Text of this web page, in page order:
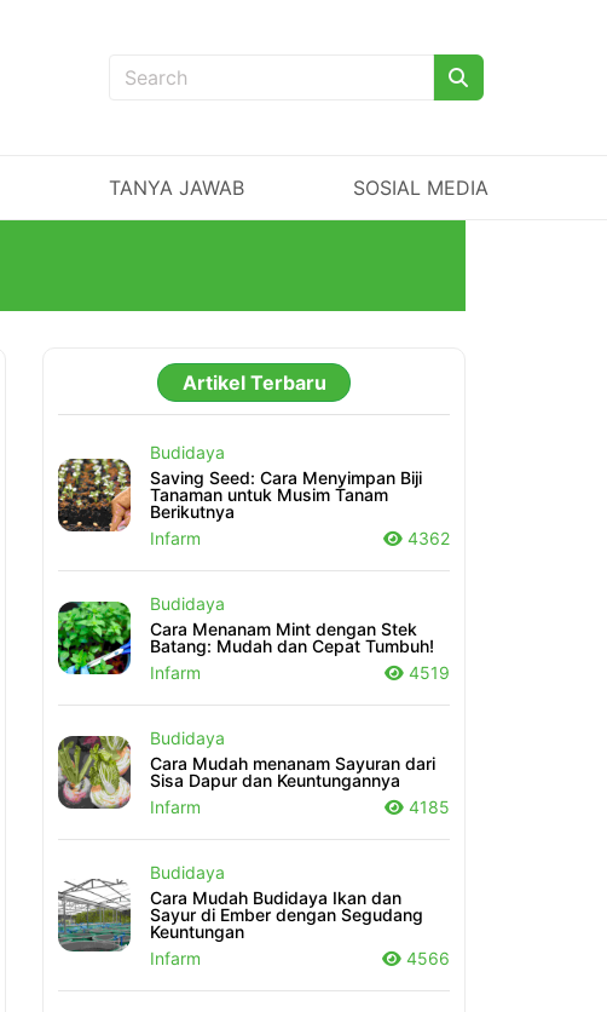
TANYA JAWAB SOSIAL MEDIA
Artikel Terbaru
Budidaya
Saving Seed: Cara Menyimpan Biji
Tanaman untuk Musim Tanam
Berikutnya
Infarm
4362
Budidaya
Cara Menanam Mint dengan Stek
Batang: Mudah dan Cepat Tumbuh!
Infarm
4519
Budidaya
Cara Mudah menanam Sayuran dari
Sisa Dapur dan Keuntungannya
Infarm
4185
Budidaya
Cara Mudah Budidaya Ikan dan
Sayur di Ember dengan Segudang
Keuntungan
Infarm
4566